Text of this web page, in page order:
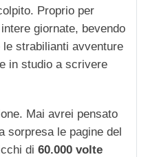
Proprio per
giornate, bevendo
strabilianti avventure
in studio a scrivere
Mai avrei pensato
sorpresa le pagine del
di 60.000 volte